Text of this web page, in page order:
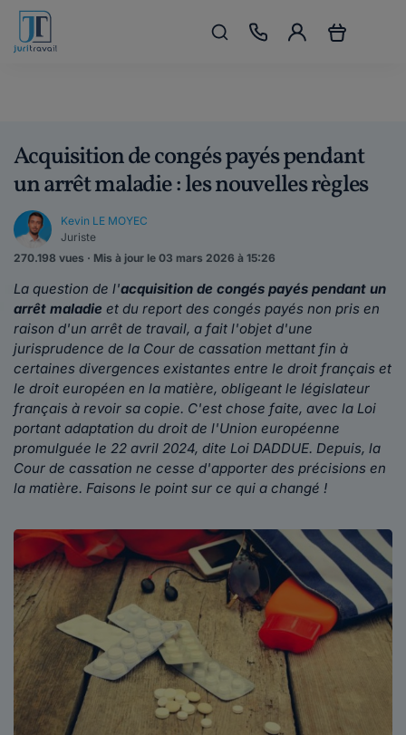
Acquisition de congés payés pendant
un arrêt maladie : les nouvelles règles
Kevin LE MOYEC
Juriste
270.198 vues · Mis à jour le 03 mars 2026 à 15:26
La question de l'acquisition de congés payés pendant un
arrêt maladie et du report des congés payés non pris en
raison d'un arrêt de travail, a fait l'objet d'une
jurisprudence de la Cour de cassation mettant fin à
certaines divergences existantes entre le droit français et
le droit européen en la matière, obligeant le législateur
français à revoir sa copie. C'est chose faite, avec la Loi
portant adaptation du droit de l'Union européenne
promulguée le 22 avril 2024, dite Loi DADDUE. Depuis, la
Cour de cassation ne cesse d'apporter des précisions en
la matière. Faisons le point sur ce qui a changé !